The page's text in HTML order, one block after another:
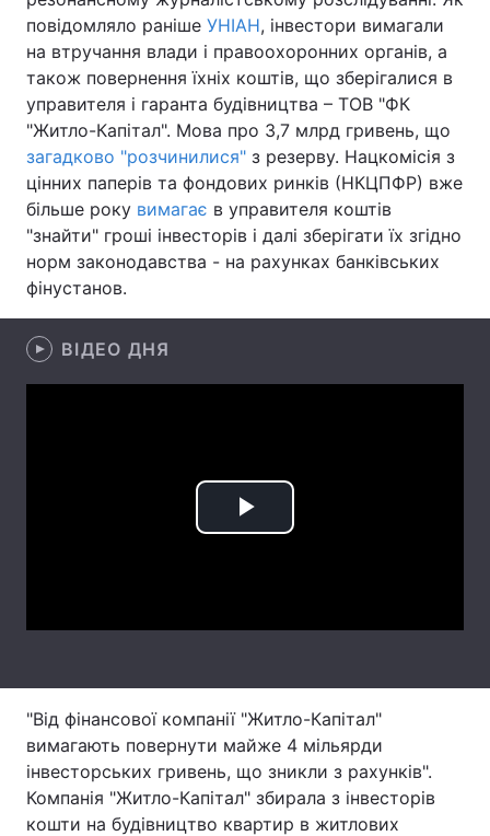
Тема оформлення
повідомляло раніше УНІАН, інвестори вимагали
на втручання влади і правоохоронних органів, а
також повернення їхніх коштів, що зберігалися в
управителя і гаранта будівництва – ТОВ "ФК
"Житло-Капітал". Мова про 3,7 млрд гривень, що
загадково "розчинилися" з резерву. Нацкомісія з
цінних паперів та фондових ринків (НКЦПФР) вже
більше року вимагає в управителя коштів
"знайти" гроші інвесторів і далі зберігати їх згідно
норм законодавства - на рахунках банківських
фінустанов.
ВІДЕО ДНЯ
Play
"Від фінансової компанії "Житло-Капітал"
вимагають повернути майже 4 мільярди
інвесторських гривень, що зникли з рахунків".
Компанія "Житло-Капітал" збирала з інвесторів
кошти на будівництво квартир в житлових